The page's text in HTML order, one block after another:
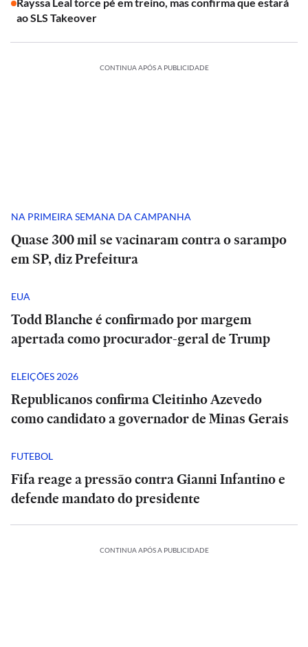
ao SLS Takeover
CONTINUA APÓS A PUBLICIDADE
NA PRIMEIRA SEMANA DA CAMPANHA
Quase 300 mil se vacinaram contra o sarampo
em SP, diz Prefeitura
EUA
Todd Blanche é confirmado por margem
apertada como procurador-geral de Trump
ELEIÇÕES 2026
Republicanos confirma Cleitinho Azevedo
como candidato a governador de Minas Gerais
FUTEBOL
Fifa reage a pressão contra Gianni Infantino e
defende mandato do presidente
CONTINUA APÓS A PUBLICIDADE